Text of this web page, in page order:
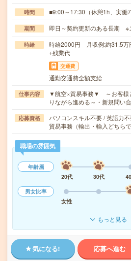
時間 ■9:00～17:30（休憩1h、実働
期間 即日～契約更新のある長期 ※
時給
時給2000円 月収例:約31.5万
+残業代
交通費
通勤交通費全額支給
仕事内容
▼航空×貿易事務▼ ～お客様
りながら進める～・新規問い
応募資格
パソコンスキル不要 / 英語力
貿易事務（輸出・輸入どちら
職場の雰囲気
年齢層
20代
30代
男女比率
女性
もっと見る
気になる! 応募へ進む